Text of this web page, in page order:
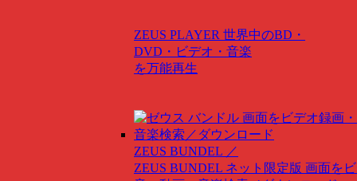
ZEUS PLAYER 世界中のBD・
DVD・ビデオ・音楽
を万能再生
ZEUS BUNDEL ／
ZEUS BUNDEL ネット限定版 画面を